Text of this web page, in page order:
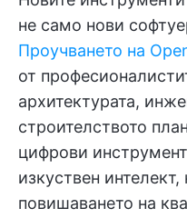
не само нови
Проучването на
от
архитектурата,
строителството
цифрови
изкуствен
повишаването на